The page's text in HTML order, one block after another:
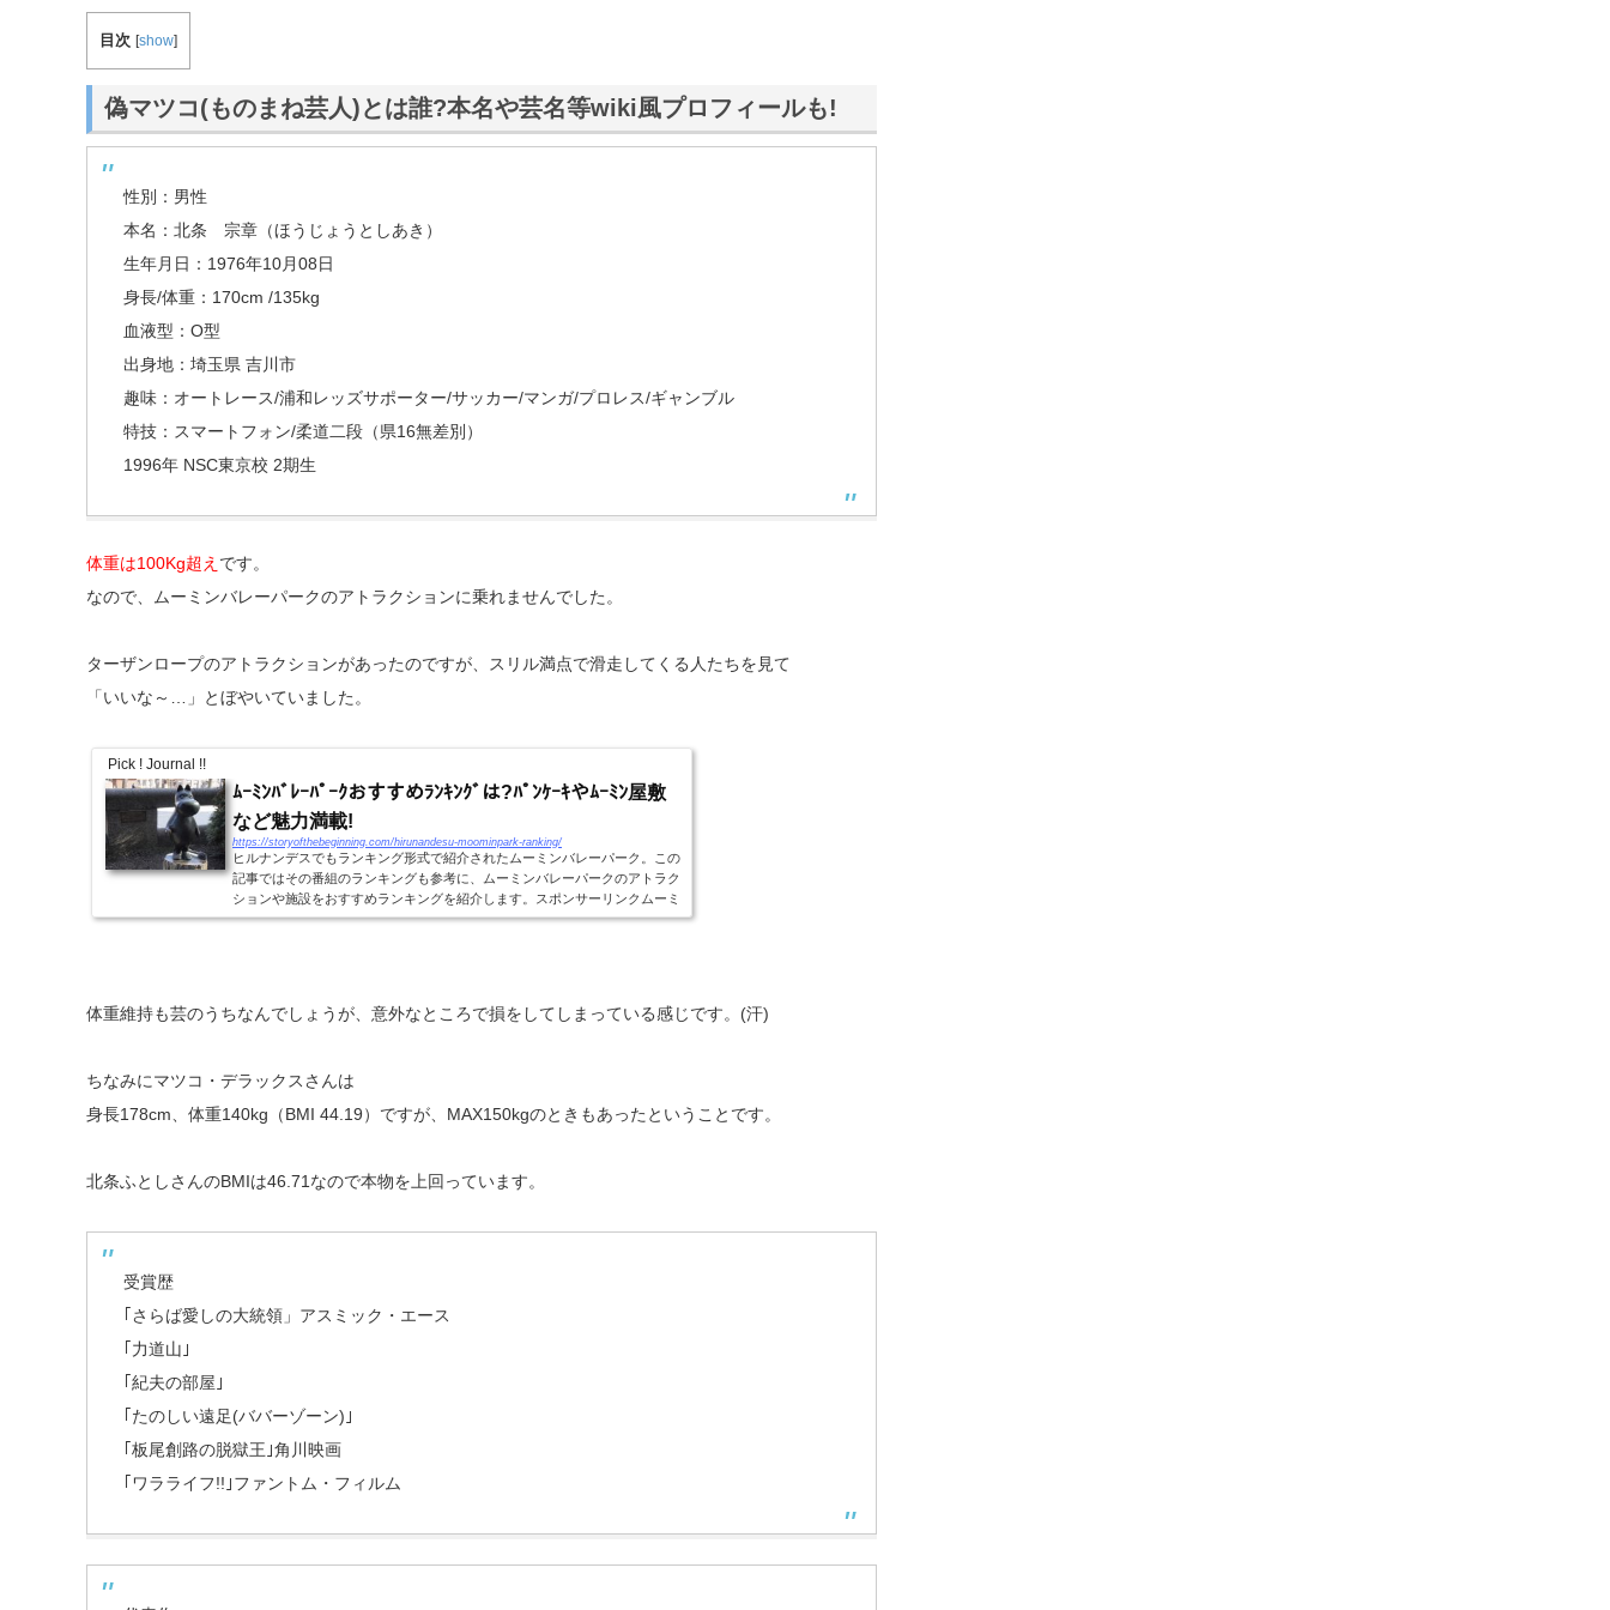
目次 [show]
偽マツコ(ものまね芸人)とは誰?本名や芸名等wiki風プロフィールも!
性別：男性
本名：北条 宗章（ほうじょうとしあき）
生年月日：1976年10月08日
身長/体重：170cm /135kg
血液型：O型
出身地：埼玉県 吉川市
趣味：オートレース/浦和レッズサポーター/サッカー/マンガ/プロレス/ギャンブル
特技：スマートフォン/柔道二段（県16無差別）
1996年 NSC東京校 2期生
体重は100Kg超え です。
なので、ムーミンバレーパークのアトラクションに乗れませんでした。
ターザンロープのアトラクションがあったのですが、スリル満点で滑走してくる人たちを見て
「いいな～…」とぼやいていました。
Pick ! Journal !!
ﾑｰﾐﾝﾊﾞﾚｰﾊﾟｰｸおすすめﾗﾝｷﾝｸﾞは?ﾊﾟﾝｹｰｷやﾑｰﾐﾝ屋敷
など魅力満載!
https://storyofthebeginning.com/hirunandesu-moominpark-ranking/
ヒルナンデスでもランキング形式で紹介されたムーミンバレーパーク。この
記事ではその番組のランキングも参考に、ムーミンバレーパークのアトラク
ションや施設をおすすめランキングを紹介します。スポンサーリンクムーミ
ンバレーパークおすすめランキング！ランキン...
体重維持も芸のうちなんでしょうが、意外なところで損をしてしまっている感じです。(汗)
ちなみにマツコ・デラックスさんは
身長178cm、体重140kg（BMI 44.19）ですが、MAX150kgのときもあったということです。
北条ふとしさんのBMIは46.71なので本物を上回っています。
受賞歴
｢さらば愛しの大統領」アスミック・エース
｢力道山｣
｢紀夫の部屋｣
｢たのしい遠足(ババーゾーン)｣
｢板尾創路の脱獄王｣角川映画
｢ワラライフ!!｣ファントム・フィルム